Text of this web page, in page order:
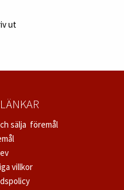
ut
sälja föremål
villkor